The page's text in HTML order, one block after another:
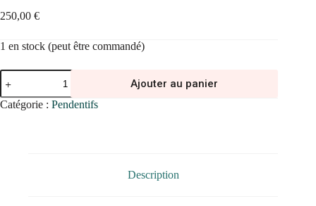
250,00 €
1 en stock (peut être commandé)
quantité
de
Pendentif
Pio
Ajouter au panier
Catégorie : Pendentifs
Description